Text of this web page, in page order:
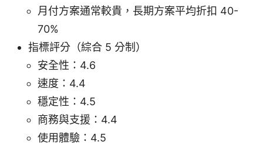
月付方案通常較貴，長期方案平均折扣 40-
70%
指標評分（綜合 5 分制）
安全性：4.6
速度：4.4
穩定性：4.5
商務與支援：4.4
使用體驗：4.5